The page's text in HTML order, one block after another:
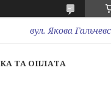
вул. Якова
ТА ОПЛАТА